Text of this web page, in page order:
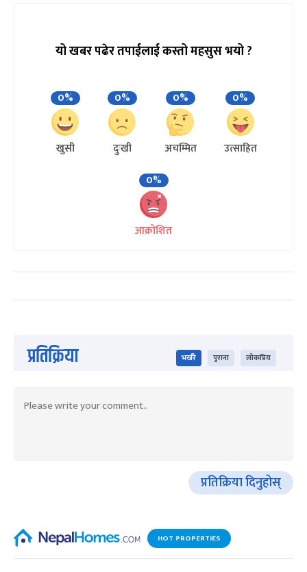
यो खबर पढेर तपाईलाई कस्तो महसुस भयो ?
0%
खुसी
0%
दुःखी
0%
अचम्मित
0%
उत्साहित
0%
आक्रोशित
प्रतिक्रिया भर्खरै पुराना लोकप्रिय
प्रतिक्रिया दिनुहोस्
HOT PROPERTIES